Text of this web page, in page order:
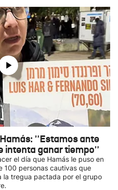
''Estamos ante
intenta ganar tiempo''
el día que Hamás le puso en
100 personas cautivas que
la tregua pactada por el grupo